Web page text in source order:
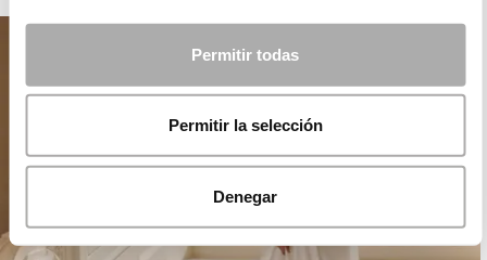
Permitir todas
Permitir la selección
Denegar